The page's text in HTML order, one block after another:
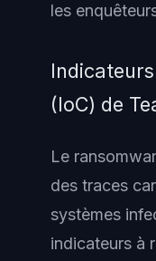
les
(IoC) de
Le
des traces
systèmes
indicateurs à